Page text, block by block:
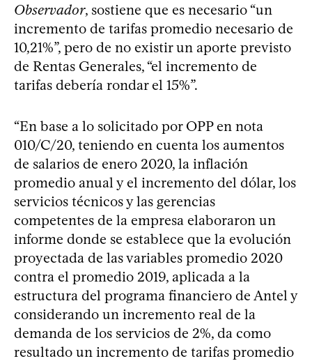
Observador, sostiene que es necesario “un
incremento de tarifas promedio necesario de
10,21%”, pero de no existir un aporte previsto
de Rentas Generales, “el incremento de
tarifas debería rondar el 15%”.
“En base a lo solicitado por OPP en nota
010/C/20, teniendo en cuenta los aumentos
de salarios de enero 2020, la inflación
promedio anual y el incremento del dólar, los
servicios técnicos y las gerencias
competentes de la empresa elaboraron un
informe donde se establece que la evolución
proyectada de las variables promedio 2020
contra el promedio 2019, aplicada a la
estructura del programa financiero de Antel y
considerando un incremento real de la
demanda de los servicios de 2%, da como
resultado un incremento de tarifas promedio